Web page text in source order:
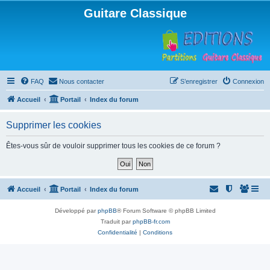
Guitare Classique
FAQ Nous contacter Connexion
S’enregistrer
Accueil Portail Index du forum
Supprimer les cookies
Êtes-vous sûr de vouloir supprimer tous les cookies de ce forum ?
Accueil Portail Index du forum
Développé parphpBB® Forum Software © phpBB Limited
Traduit parphpBB-fr.com
Confidentialité | Conditions